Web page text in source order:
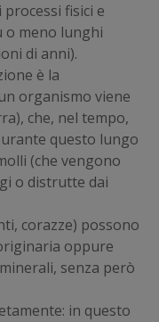
fisici e
o meno lunghi
di anni).
è la
organismo viene
che, nel tempo,
questo lungo
(che vengono
o distrutte dai
corazze) possono
oppure
senza però
in questo